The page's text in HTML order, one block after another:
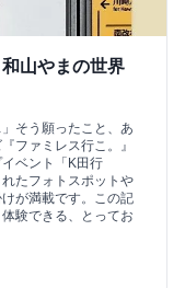
山やまの世界
そう願ったこと、あ
ファミレス行こ。』
ベント「K田行
たフォトスポットや
が満載です。この記
験できる、とってお